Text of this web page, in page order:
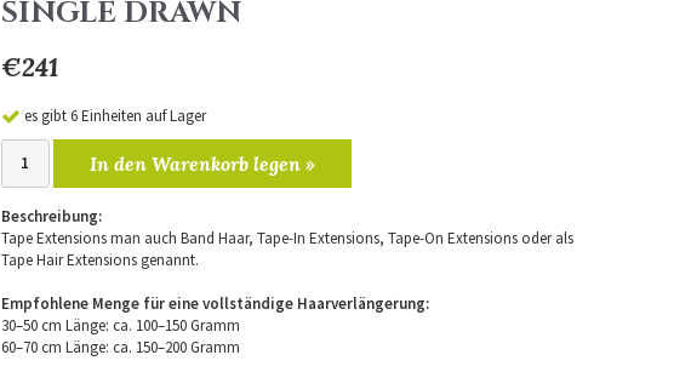
SINGLE DRAWN
€241
es gibt 6 Einheiten auf Lager
In den Warenkorb legen »
Beschreibung:
Tape Extensions man auch Band Haar, Tape-In Extensions, Tape-On Extensions oder als
Tape Hair Extensions genannt.
Empfohlene Menge für eine vollständige Haarverlängerung:
30–50 cm Länge: ca. 100–150 Gramm
60–70 cm Länge: ca. 150–200 Gramm